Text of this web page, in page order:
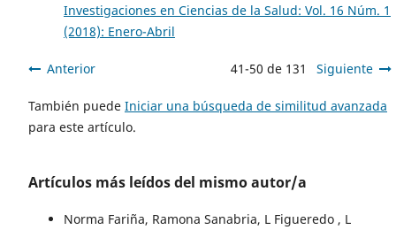
Investigaciones en Ciencias de la Salud: Vol. 16 Núm. 1
(2018): Enero-Abril
Anterior 41-50 de 131 Siguiente
También puede Iniciar una búsqueda de similitud avanzada
para este artículo.
Artículos más leídos del mismo autor/a
Norma Fariña, Ramona Sanabria, L Figueredo , L